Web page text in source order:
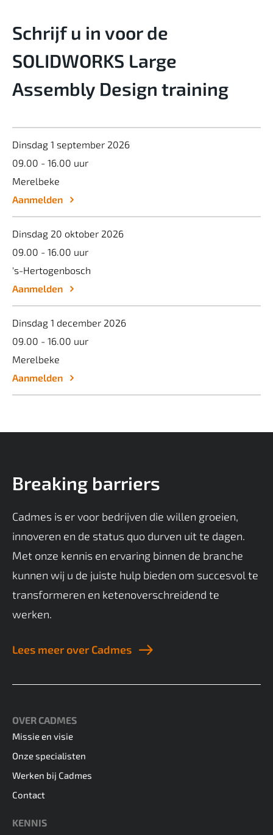
Schrijf u in voor de
SOLIDWORKS Large
Assembly Design training
Dinsdag 1 september 2026
09.00 - 16.00 uur
Merelbeke
Aanmelden
Dinsdag 20 oktober 2026
09.00 - 16.00 uur
's-Hertogenbosch
Aanmelden
Dinsdag 1 december 2026
09.00 - 16.00 uur
Merelbeke
Aanmelden
Breaking barriers
Cadmes is er voor bedrijven die willen groeien,
innoveren en de status quo durven uit te dagen.
Met onze kennis en ervaring binnen de branche
kunnen wij u de juiste hulp bieden om succesvol te
transformeren en ketenoverschreidend te
werken.
Lees meer over Cadmes
OVER CADMES
Missie en visie
Onze specialisten
Werken bij Cadmes
Contact
KENNIS